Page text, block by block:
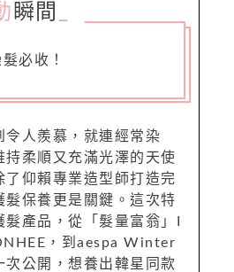
瞬間
必收！
人羨慕，就連經常染
柔順又充滿光澤的天使
了仰賴專業造型師打造完
髮保養更是關鍵。這次特
產品，從「髮量富翁」I
，到aespa Winter
公開，想養出韓星同款